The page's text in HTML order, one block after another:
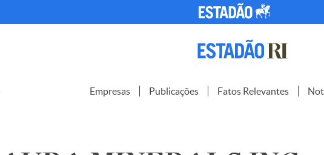
Empresas Publicações Fatos Relevantes